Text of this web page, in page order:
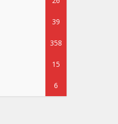
39
358
15
6